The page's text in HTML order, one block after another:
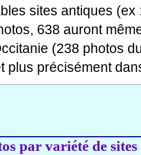
sites antiques
638 auront
(238 photos
plus précisément
par variété de